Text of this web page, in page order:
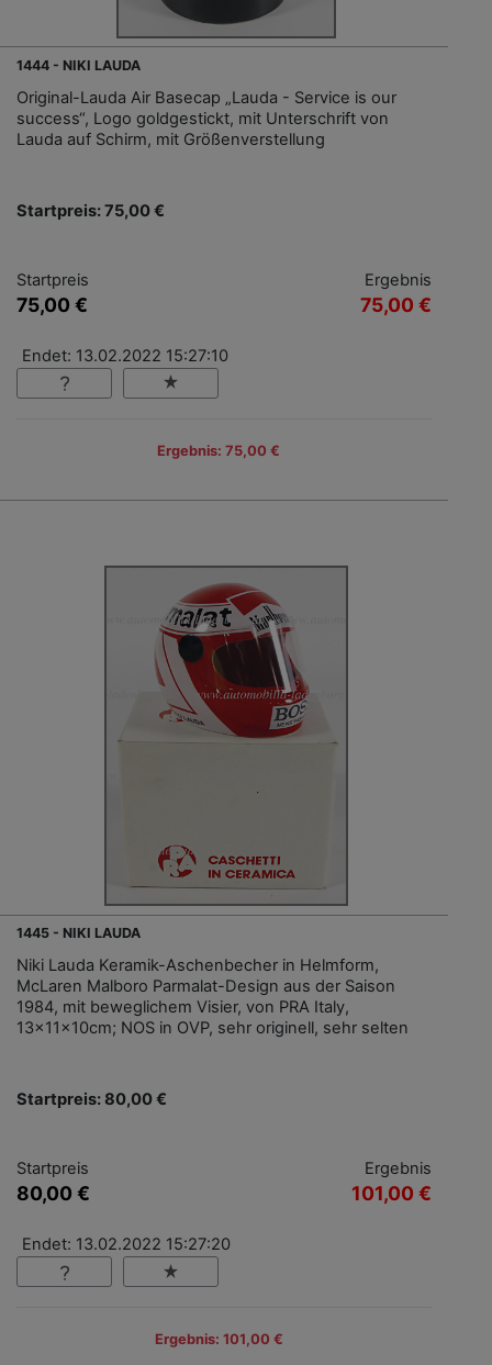
1444 - NIKI LAUDA
Original-Lauda Air Basecap „Lauda - Service is our
success“, Logo goldgestickt, mit Unterschrift von
Lauda auf Schirm, mit Größenverstellung
Startpreis: 75,00 €
Startpreis
75,00 €
Ergebnis
75,00 €
Endet: 13.02.2022 15:27:10
Ergebnis: 75,00 €
1445 - NIKI LAUDA
Niki Lauda Keramik-Aschenbecher in Helmform,
McLaren Malboro Parmalat-Design aus der Saison
1984, mit beweglichem Visier, von PRA Italy,
13x11x10cm; NOS in OVP, sehr originell, sehr selten
Startpreis: 80,00 €
Startpreis
80,00 €
Ergebnis
101,00 €
Endet: 13.02.2022 15:27:20
Ergebnis: 101,00 €